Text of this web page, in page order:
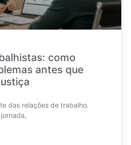
como
antes que
das relações de trabalho.